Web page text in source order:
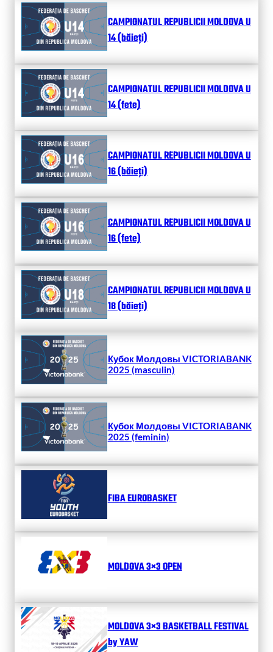
CAMPIONATUL REPUBLICII MOLDOVA U
14 (băieți)
CAMPIONATUL REPUBLICII MOLDOVA U
14 (fete)
CAMPIONATUL REPUBLICII MOLDOVA U
16 (băieți)
CAMPIONATUL REPUBLICII MOLDOVA U
16 (fete)
CAMPIONATUL REPUBLICII MOLDOVA U
18 (băieți)
Кубок Молдовы VICTORIABANK
2025 (masculin)
Кубок Молдовы VICTORIABANK
2025 (feminin)
FIBA EUROBASKET
MOLDOVA 3×3 OPEN
MOLDOVA 3×3 BASKETBALL FESTIVAL
by YAW